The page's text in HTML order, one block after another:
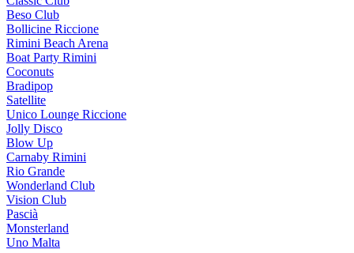
Beso Club
Bollicine Riccione
Rimini Beach Arena
Boat Party Rimini
Coconuts
Bradipop
Satellite
Unico Lounge Riccione
Jolly Disco
Blow Up
Carnaby Rimini
Rio Grande
Wonderland Club
Vision Club
Pascià
Monsterland
Uno Malta